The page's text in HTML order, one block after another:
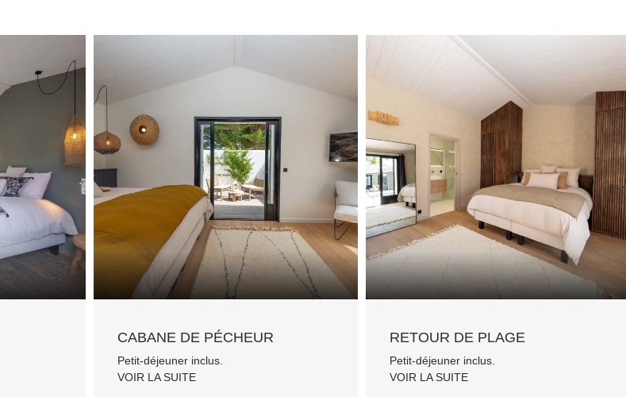
CABANE DE PÉCHEUR
Petit-déjeuner inclus.
VOIR LA SUITE
RETOUR DE PLAGE
Petit-déjeuner inclus.
VOIR LA SUITE